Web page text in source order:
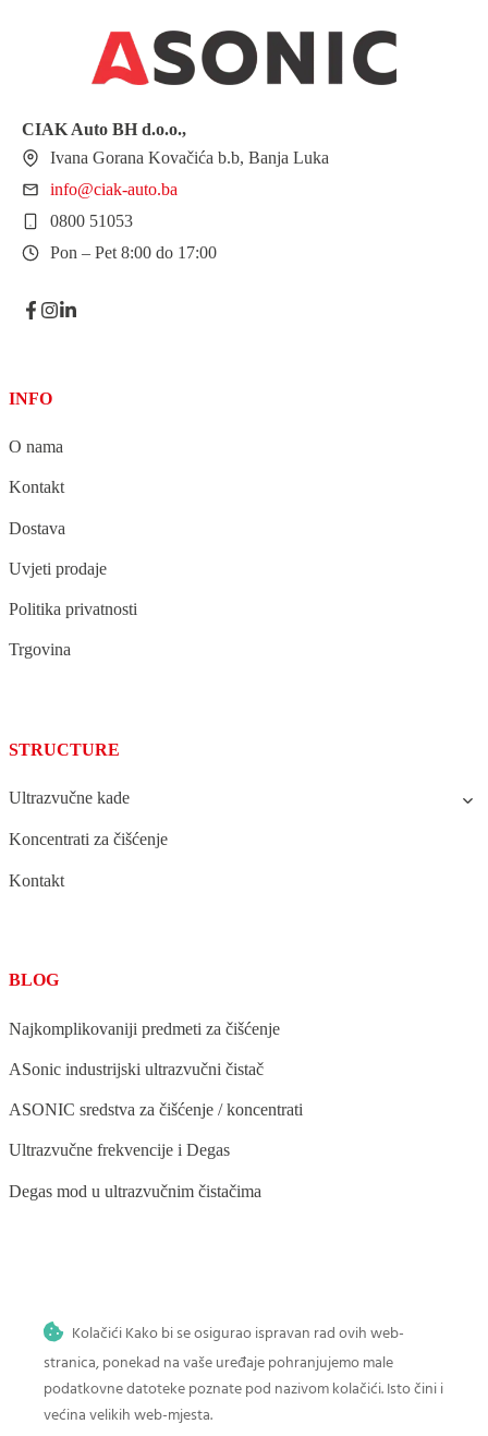
CIAK Auto BH d.o.o.,
Ivana Gorana Kovačića b.b, Banja Luka
info@ciak-auto.ba
0800 51053
Pon – Pet 8:00 do 17:00
INFO
O nama
Kontakt
Dostava
Uvjeti prodaje
Politika privatnosti
Trgovina
STRUCTURE
Ultrazvučne kade
Koncentrati za čišćenje
Kontakt
BLOG
Najkomplikovaniji predmeti za čišćenje
ASonic industrijski ultrazvučni čistač
ASONIC sredstva za čišćenje / koncentrati
Ultrazvučne frekvencije i Degas
Degas mod u ultrazvučnim čistačima
Ultrazvučno čišćenje stomatoloških instrumenata
Ultrazvučno čišćenje povrća i voća
Ultrazvučno čišćenje četkica za šminku
Kolačići Kako bi se osigurao ispravan rad ovih web-
stranica, ponekad na vaše uređaje pohranjujemo male
podatkovne datoteke poznate pod nazivom kolačići. Isto čini i
većina velikih web-mjesta.